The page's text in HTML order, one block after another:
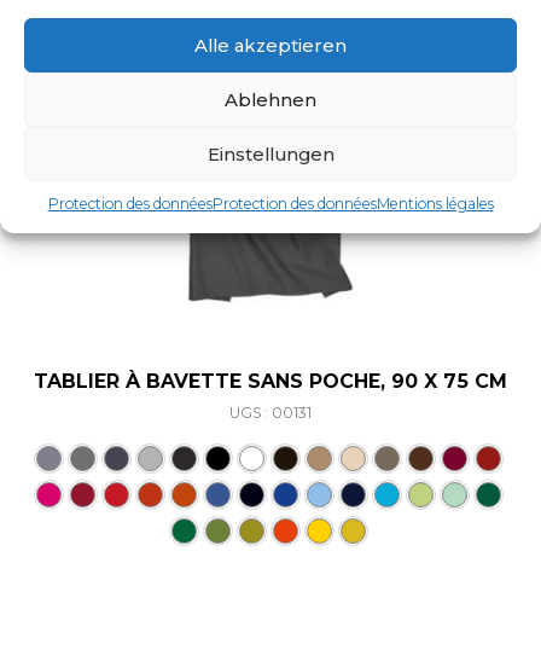
Alle akzeptieren
Ablehnen
Einstellungen
Protection des donnéesProtection des donnéesMentions légales
TABLIER À BAVETTE SANS POCHE, 90 X 75 CM
UGS : 00131